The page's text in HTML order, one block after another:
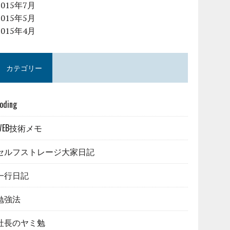
年7月
年5月
年4月
カテゴリー
技術メモ
ルフストレージ大家日記
行日記
強法
長のヤミ勉